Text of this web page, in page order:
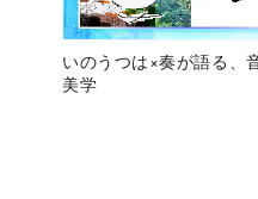
いのうつは×奏が語る、
美学